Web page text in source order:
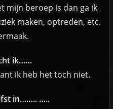
mijn beroep is dan ga ik
maken, optreden, etc.
ik……
ik heb het toch niet.
in…….. …..